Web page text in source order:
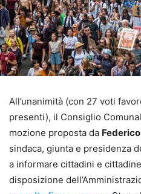
All’unanimità (con 27 voti
presenti), il Consiglio
mozione proposta da Federico
sindaca, giunta e presidenza
a informare cittadini e
disposizione